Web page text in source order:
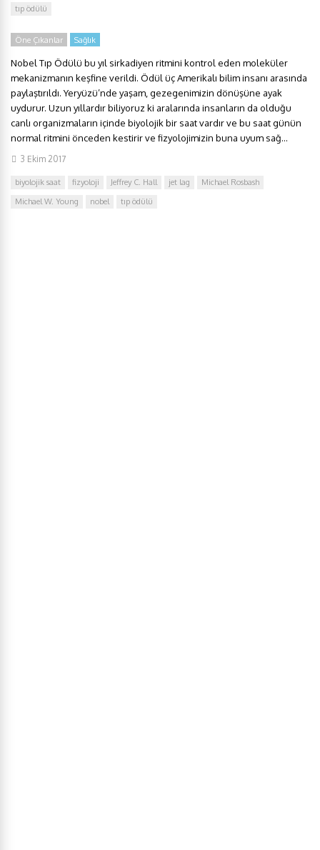
tıp ödülü
Öne Çıkanlar Sağlık
Nobel Tıp Ödülü bu yıl sirkadiyen ritmini kontrol eden moleküler
mekanizmanın keşfine verildi. Ödül üç Amerikalı bilim insanı arasında
paylaştırıldı. Yeryüzü’nde yaşam, gezegenimizin dönüşüne ayak
uydurur. Uzun yıllardır biliyoruz ki aralarında insanların da olduğu
canlı organizmaların içinde biyolojik bir saat vardır ve bu saat günün
normal ritmini önceden kestirir ve fizyolojimizin buna uyum sağ...
3 Ekim 2017
biyolojik saat fizyoloji Jeffrey C. Hall jet lag
Michael Rosbash
Michael W. Young
nobel tıp ödülü